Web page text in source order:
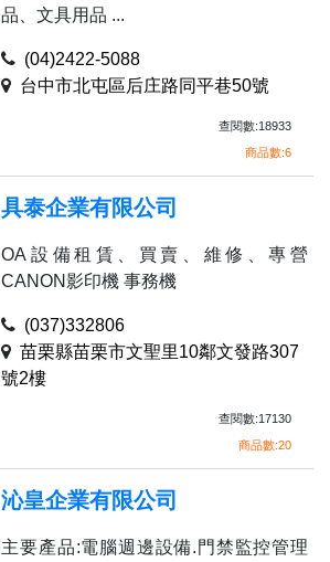
品、文具用品 ...
(04)2422-5088
台中市北屯區后庄路同平巷50號
查閱數:18933
商品數:6
具泰企業有限公司
OA設備租賃、買賣、維修、專營
CANON影印機 事務機
(037)332806
苗栗縣苗栗市文聖里10鄰文發路307
號2樓
查閱數:17130
商品數:20
沁皇企業有限公司
主要產品:電腦週邊設備.門禁監控管理